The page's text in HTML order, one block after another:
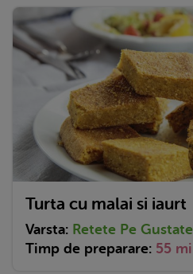
Turta cu malai si iaurt
Varsta: Retete Pe Gustate
Timp de preparare: 55